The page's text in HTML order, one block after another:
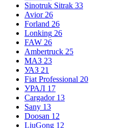
Sinotruk Sitrak 33
Avior 26
Forland 26
Lonking 26
FAW 26
Ambertruck 25
МАЗ 23
УАЗ 21
Fiat Professional 20
УРАЛ 17
Cargador 13
Sany 13
Doosan 12
LiuGong 12